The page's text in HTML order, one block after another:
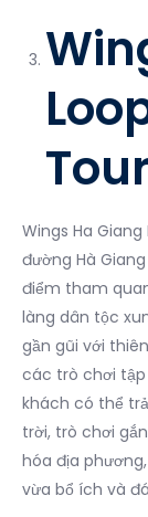
Tour
Wings Ha
đường Hà
điểm tham
làng dân tộc
gần gũi với
các trò chơi
khách có thể
trời, trò chơi
hóa địa
vừa bổ ích và